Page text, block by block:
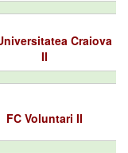
Craiova
II
FC Voluntari II